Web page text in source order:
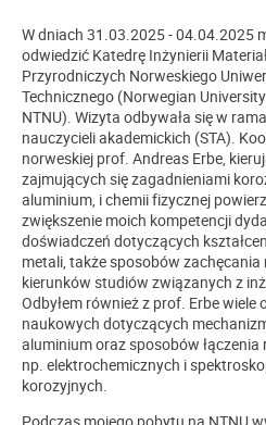
W dniach 31.03.2025 - 04.04.2025
odwiedzić Katedrę Inżynierii
Przyrodniczych Norweskiego
Technicznego (Norwegian
NTNU). Wizyta odbywała się w
nauczycieli akademickich (STA).
norweskiej prof. Andreas Erbe,
zajmujących się zagadnieniami
aluminium, i chemii fizycznej
zwiększenie moich kompetencji
doświadczeń dotyczących
metali, także sposobów zachęcania
kierunków studiów związanych z
Odbyłem również z prof. Erbe wiele
naukowych dotyczących
aluminium oraz sposobów
np. elektrochemicznych i
korozyjnych.